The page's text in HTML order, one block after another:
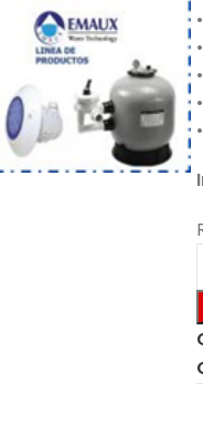
•
•
•
•
•